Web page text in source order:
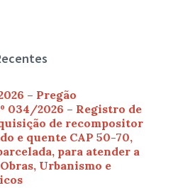
– Pregão
034/2026 – Registro de
de recompositor
e quente CAP 50-70,
para atender a
Urbanismo e